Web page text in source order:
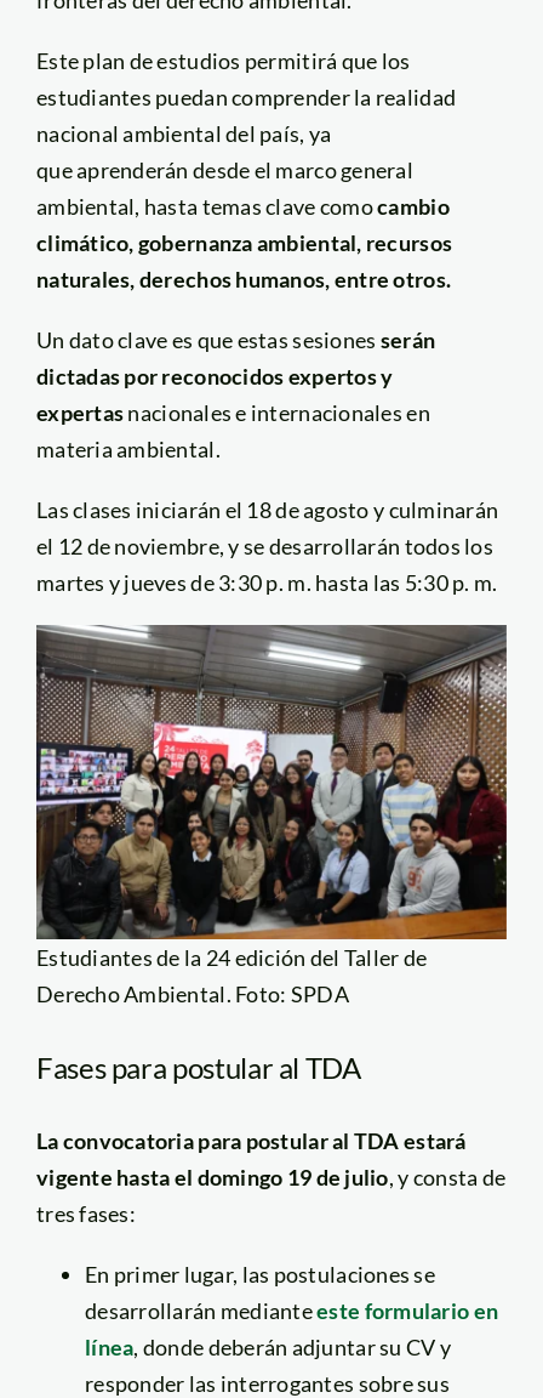
Este plan de estudios permitirá que los
estudiantes puedan comprender la realidad
nacional ambiental del país, ya
que aprenderán desde el marco general
ambiental, hasta temas clave comocambio
climático, gobernanza ambiental, recursos
naturales, derechos humanos, entre otros.
Un dato clave es que estas sesiones serán
dictadas por reconocidos expertos y
expertasnacionales e internacionales en
materia ambiental.
Las clases iniciarán el 18 de agosto y culminarán
el 12 de noviembre, y se desarrollarán todos los
martes y jueves de 3:30 p. m. hasta las 5:30 p. m.
Estudiantes de la 24 edición del Taller de
Derecho Ambiental. Foto: SPDA
Fases para postular al TDA
La convocatoria para postular al TDA estará
vigente hasta el domingo 19 de julio, y consta de
tres fases:
En primer lugar, las postulaciones se
desarrollarán medianteeste formulario en
línea, donde deberán adjuntar su CV y
responder las interrogantes sobre sus